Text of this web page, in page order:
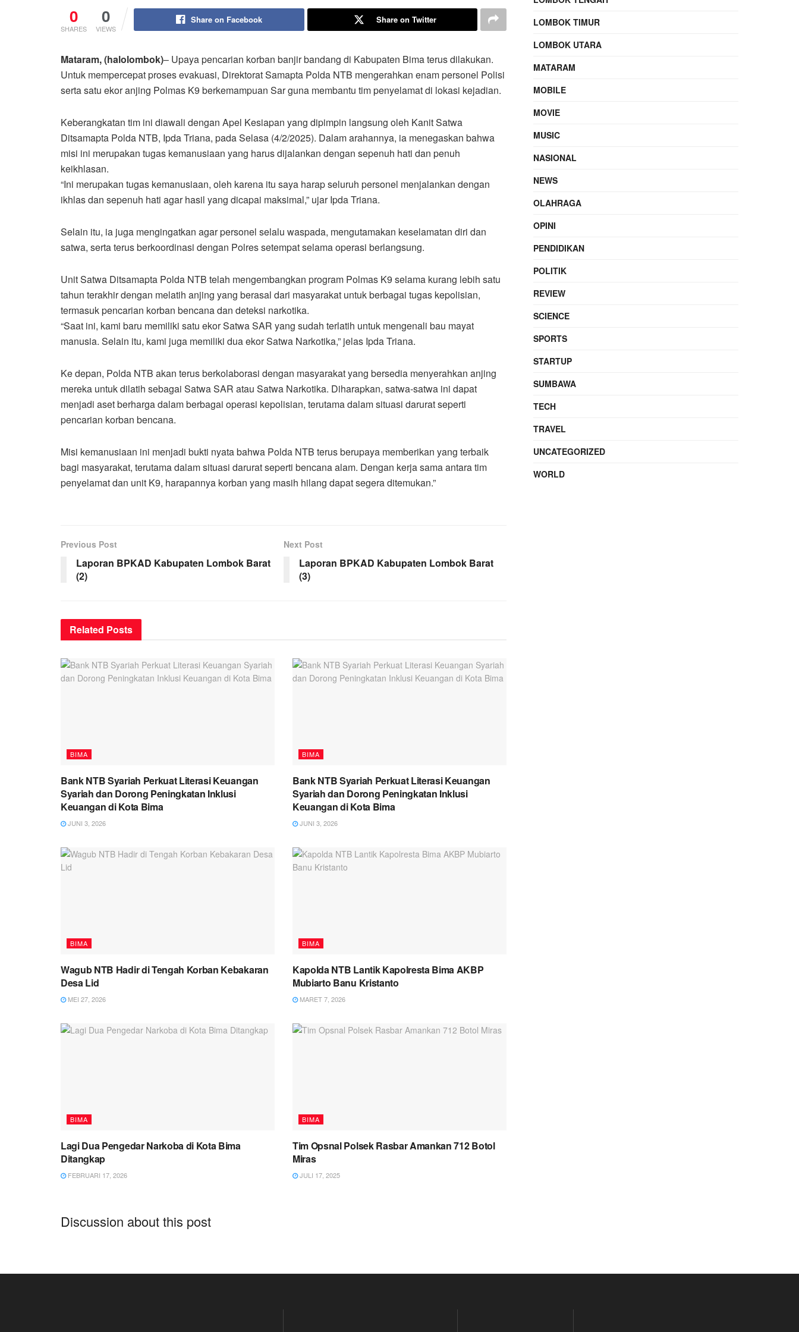
0
SHARES
0
VIEWS
Share on Facebook Share on Twitter
Mataram, (halolombok)– Upaya pencarian korban banjir bandang di Kabupaten Bima terus dilakukan.
Untuk mempercepat proses evakuasi, Direktorat Samapta Polda NTB mengerahkan enam personel Polisi
serta satu ekor anjing Polmas K9 berkemampuan Sar guna membantu tim penyelamat di lokasi kejadian.
Keberangkatan tim ini diawali dengan Apel Kesiapan yang dipimpin langsung oleh Kanit Satwa
Ditsamapta Polda NTB, Ipda Triana, pada Selasa (4/2/2025). Dalam arahannya, ia menegaskan bahwa
misi ini merupakan tugas kemanusiaan yang harus dijalankan dengan sepenuh hati dan penuh
keikhlasan.
“Ini merupakan tugas kemanusiaan, oleh karena itu saya harap seluruh personel menjalankan dengan
ikhlas dan sepenuh hati agar hasil yang dicapai maksimal,” ujar Ipda Triana.
Selain itu, ia juga mengingatkan agar personel selalu waspada, mengutamakan keselamatan diri dan
satwa, serta terus berkoordinasi dengan Polres setempat selama operasi berlangsung.
Unit Satwa Ditsamapta Polda NTB telah mengembangkan program Polmas K9 selama kurang lebih satu
tahun terakhir dengan melatih anjing yang berasal dari masyarakat untuk berbagai tugas kepolisian,
termasuk pencarian korban bencana dan deteksi narkotika.
“Saat ini, kami baru memiliki satu ekor Satwa SAR yang sudah terlatih untuk mengenali bau mayat
manusia. Selain itu, kami juga memiliki dua ekor Satwa Narkotika,” jelas Ipda Triana.
Ke depan, Polda NTB akan terus berkolaborasi dengan masyarakat yang bersedia menyerahkan anjing
mereka untuk dilatih sebagai Satwa SAR atau Satwa Narkotika. Diharapkan, satwa-satwa ini dapat
menjadi aset berharga dalam berbagai operasi kepolisian, terutama dalam situasi darurat seperti
pencarian korban bencana.
Misi kemanusiaan ini menjadi bukti nyata bahwa Polda NTB terus berupaya memberikan yang terbaik
bagi masyarakat, terutama dalam situasi darurat seperti bencana alam. Dengan kerja sama antara tim
penyelamat dan unit K9, harapannya korban yang masih hilang dapat segera ditemukan.”
Previous Post
Laporan BPKAD Kabupaten Lombok Barat
(2)
Next Post
Laporan BPKAD Kabupaten Lombok Barat
(3)
Related Posts
BIMA
Bank NTB Syariah Perkuat Literasi Keuangan
Syariah dan Dorong Peningkatan Inklusi
Keuangan di Kota Bima
JUNI 3, 2026
BIMA
Bank NTB Syariah Perkuat Literasi Keuangan
Syariah dan Dorong Peningkatan Inklusi
Keuangan di Kota Bima
JUNI 3, 2026
BIMA
Wagub NTB Hadir di Tengah Korban Kebakaran
Desa Lid
MEI 27, 2026
BIMA
Kapolda NTB Lantik Kapolresta Bima AKBP
Mubiarto Banu Kristanto
MARET 7, 2026
BIMA
Lagi Dua Pengedar Narkoba di Kota Bima
Ditangkap
FEBRUARI 17, 2026
BIMA
Tim Opsnal Polsek Rasbar Amankan 712 Botol
Miras
JULI 17, 2025
Discussion about this post
LOMBOK TIMUR
LOMBOK UTARA
MATARAM
MOBILE
MOVIE
MUSIC
NASIONAL
NEWS
OLAHRAGA
OPINI
PENDIDIKAN
POLITIK
REVIEW
SCIENCE
SPORTS
STARTUP
SUMBAWA
TECH
TRAVEL
UNCATEGORIZED
WORLD